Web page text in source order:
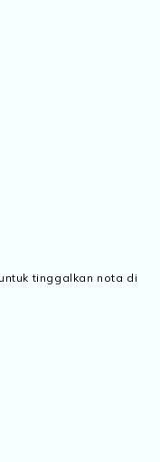
tinggalkan nota di